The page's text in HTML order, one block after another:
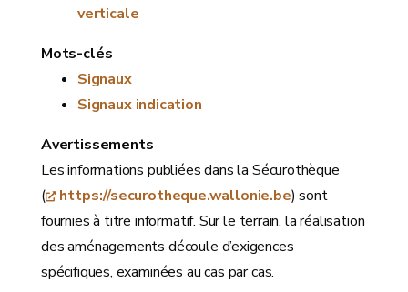
verticale
Mots-clés
Signaux
Signaux indication
Avertissements
Les informations publiées dans la Sécurothèque
(
https://securotheque.wallonie.be) sont
fournies à titre informatif. Sur le terrain, la réalisation
des aménagements découle d’exigences
spécifiques, examinées au cas par cas.